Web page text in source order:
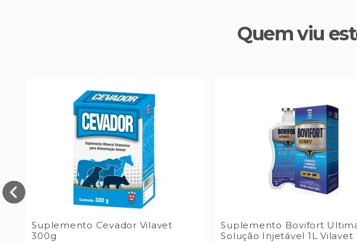
Quem viu
Suplemento Cevador Vilavet
300g
Suplemento Bovifort
Solução Injetável 1L Vilavet